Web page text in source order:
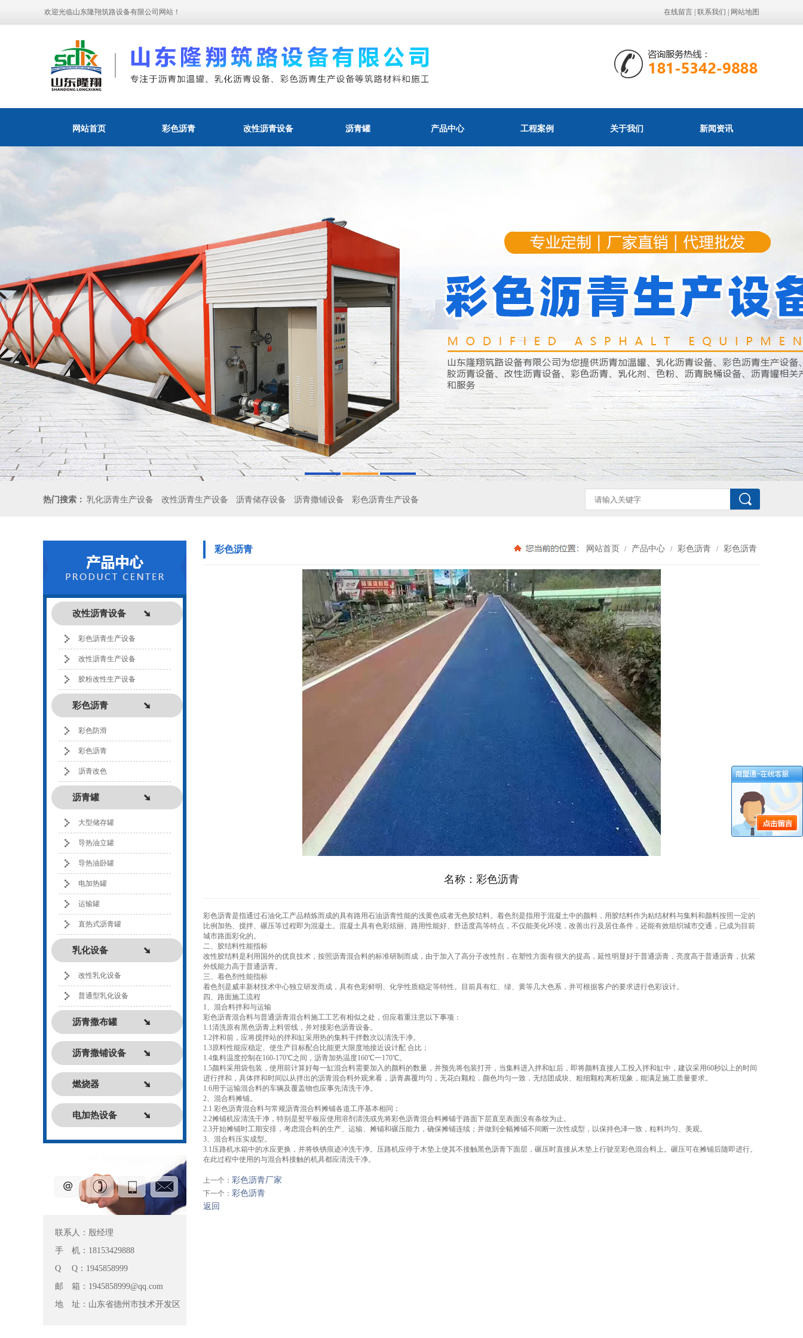
欢迎光临山东隆翔筑路设备有限公司网站！ 在线留言| 联系我们 网站地图
网站首页 彩色沥青 改性沥青设备 沥青罐 产品中心 工程案例 关于我们 新闻资讯
热门搜索： 乳化沥青生产设备 改性沥青生产设备 沥青储存设备 沥青撒铺设备 彩色沥青生产设备
改性沥青设备
彩色沥青生产设备
改性沥青生产设备
胶粉改性生产设备
彩色沥青
彩色防滑
彩色沥青
沥青改色
沥青罐
大型储存罐
导热油立罐
导热油卧罐
电加热罐
运输罐
直热式沥青罐
乳化设备
改性乳化设备
普通型乳化设备
沥青撒布罐
沥青撒铺设备
燃烧器
电加热设备
联系人：殷经理
手 机：18153429888
Q Q：1945858999
邮 箱：1945858999@qq.com
地 址：山东省德州市技术开发区
彩色沥青 网站首页 / 产品中心 / 彩色沥青 / 彩色沥青
名称： 彩色沥青
彩色沥青是指通过石油化工产品精炼而成的具有路用石油沥青性能的浅黄色或者无色胶结料。着色剂是指用于混凝土中的颜料，用胶结料作为粘结材料与集料和颜料按照一定的
比例加热、搅拌、碾压等过程即为混凝土。混凝土具有色彩炫丽、路用性能好、舒适度高等特点，不仅能美化环境，改善出行及居住条件，还能有效组织城市交通，已成为目前
城市路面彩化的。
二、胶结料性能指标
改性胶结料是利用国外的优良技术，按照沥青混合料的标准研制而成，由于加入了高分子改性剂，在塑性方面有很大的提高，延性明显好于普通沥青，亮度高于普通沥青，抗紫
外线能力高于普通沥青。
三、着色剂性能指标
着色剂是威丰新材技术中心独立研发而成，具有色彩鲜明、化学性质稳定等特性。目前具有红、绿、黄等几大色系，并可根据客户的要求进行色彩设计。
四、路面施工流程
1、混合料拌和与运输
彩色沥青混合料与普通沥青混合料施工工艺有相似之处，但应着重注意以下事项：
1.1清洗原有黑色沥青上料管线，并对接彩色沥青设备。
1.2拌和前，应将搅拌站的拌和缸采用热的集料干拌数次以清洗干净。
1.3原料性能应稳定、使生产目标配合比能更大限度地接近设计配 合比；
1.4集料温度控制在160-170℃之间，沥青加热温度160℃一170℃。
1.5颜料采用袋包装，使用前计算好每一缸混合料需要加入的颜料的数量，并预先将包装打开，当集料进入拌和缸后，即将颜料直接人工投入拌和缸中，建议采用60秒以上的时间
进行拌和，具体拌和时间以从拌出的沥青混合料外观来看，沥青裹覆均匀，无花白颗粒．颜色均匀一致．无结团成块、粗细颗粒离析现象，能满足施工质量要求。
1.6用于运输混合料的车辆及覆盖物也应事先清洗干净。
2、混合料摊铺。
2.1 彩色沥青混合料与常规沥青混合料摊铺各道工序基本相同；
2.2摊铺机应清洗干净，特别是熨平板应使用溶剂清洗或先将彩色沥青混合料摊铺于路面下层直至表面没有条纹为止。
2.3开始摊铺时工期安排，考虑混合料的生产、运输、摊铺和碾压能力，确保摊铺连续；并做到全幅摊铺不间断一次性成型，以保持色泽一致，粒料均匀、美观。
3、混合料压实成型。
3.1压路机水箱中的水应更换，并将铁锈痕迹冲洗干净。压路机应停于木垫上使其不接触黑色沥青下面层，碾压时直接从木垫上行驶至彩色混合料上。碾压可在摊铺后随即进行。
在此过程中使用的与混合料接触的机具都应清洗干净。
上一个： 彩色沥青厂家
下一个： 彩色沥青
返回